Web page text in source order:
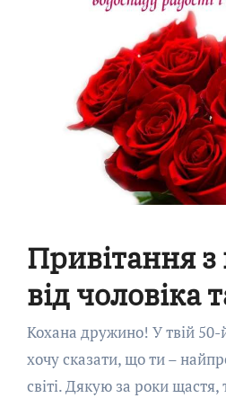
Привітання
від чоловіка
Кохана дружино! У твій
хочу сказати, що ти –
світі. Дякую за роки щастя,